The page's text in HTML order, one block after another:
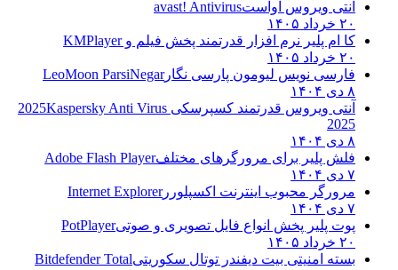
آنتی ویروس آواست avast! Antivirus
کا ام پلیر نرم افزار قدرتمند پخش فیلم وKMPlayer
فارسی نویس لیومون پارسی نگار LeoMoon ParsiNegar
آنتی ویروس قدرتمند کسپرسکی 2025Kaspersky Anti Virus
2025
فلش پلیر برای مرورگرهای مختلفAdobe Flash Player
مرورگر محبوب اینترنت اکسپلوررInternet Explorer
پوت پلیر پخش انواع فایل تصویری و صوتیPotPlayer
بسته امنیتی بیت دیفندر توتال سکوریتیBitdefender Total